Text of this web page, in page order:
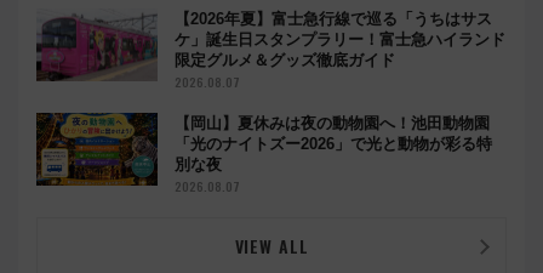
【2026年夏】富士急行線で巡る「うちはサス
ケ」誕生日スタンプラリー！富士急ハイランド
限定グルメ＆グッズ徹底ガイド
2026.08.07
【岡山】夏休みは夜の動物園へ！池田動物園
「光のナイトズー2026」で光と動物が彩る特
別な夜
2026.08.07
VIEW ALL